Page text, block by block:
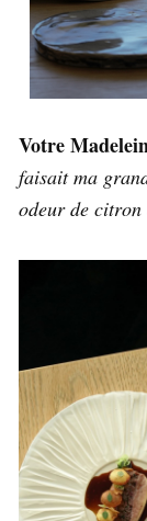
Votre
faisait ma
odeur de citron